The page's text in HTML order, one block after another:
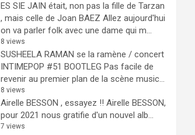
ES SIE JAIN était, non pas la fille de Tarzan
, mais celle de Joan BAEZ Allez aujourd'hui
on va parler folk avec une dame qui m...
8 views
SUSHEELA RAMAN se la ramène / concert
INTIMEPOP #51 BOOTLEG Pas facile de
revenir au premier plan de la scène music...
8 views
Airelle BESSON , essayez !! Airelle BESSON,
pour 2021 nous gratifie d'un nouvel alb...
7 views